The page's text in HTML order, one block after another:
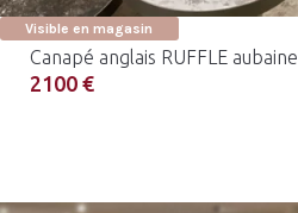
Visible en magasin
Canapé anglais RUFFLE aubaine
2100 €